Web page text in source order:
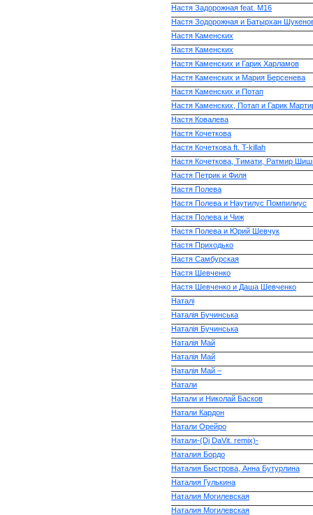
Настя Задорожная feat. М16
Настя Зодорожная и Батырхан
Настя Каменских
Настя Каменских
Настя Каменских и Гарик Харламов
Настя Каменских и Мария Берсенева
Настя Каменских и Потап
Настя Каменских, Потап и Гарик
Настя Ковалева
Настя Кочеткова
Настя Кочеткова ft. T-killah
Настя Кочеткова, Тимати, Ратмир
Настя Петрик и Филя
Настя Полева
Настя Полева и Наутилус Помпилиус
Настя Полева и Чиж
Настя Полева и Юрий Шевчук
Настя Приходько
Настя Самбурская
Настя Шевченко
Настя Шевченко и Даша Шевченко
Наталі
Наталія Бучинська
Наталія Бучинська
Наталія Май
Наталія Май
Наталія Май –
Натали
Натали и Николай Басков
Натали Кардон
Натали Орейро
Натали-(Dj DaVit. remix)-
Наталия Бордо
Наталия Быстрова, Анна Бутурлина
Наталия Гулькина
Наталия Могилевская
Наталия Могилевская